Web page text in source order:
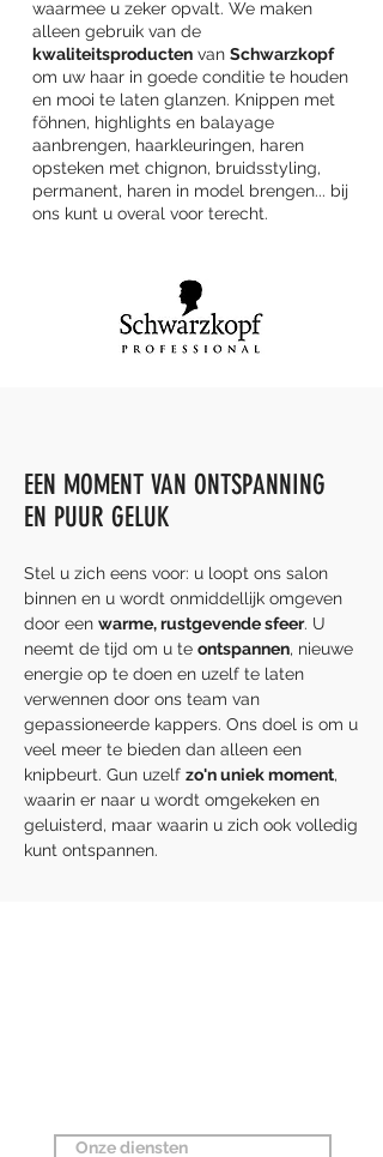
waarmee u zeker opvalt. We maken
alleen gebruik van de
kwaliteitsproducten van Schwarzkopf
om uw haar in goede conditie te houden
en mooi te laten glanzen. Knippen met
föhnen, highlights en balayage
aanbrengen, haarkleuringen, haren
opsteken met chignon, bruidsstyling,
permanent, haren in model brengen... bij
ons kunt u overal voor terecht.
EEN MOMENT VAN ONTSPANNING
EN PUUR GELUK
Stel u zich eens voor: u loopt ons salon
binnen en u wordt onmiddellijk omgeven
door een warme, rustgevende sfeer. U
neemt de tijd om u te ontspannen, nieuwe
energie op te doen en uzelf te laten
verwennen door ons team van
gepassioneerde kappers. Ons doel is om u
veel meer te bieden dan alleen een
knipbeurt. Gun uzelf zo'n uniek moment,
waarin er naar u wordt omgekeken en
geluisterd, maar waarin u zich ook volledig
kunt ontspannen.
Onze diensten